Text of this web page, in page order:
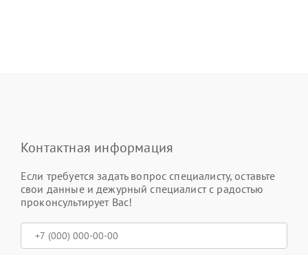
Контактная информация
Если требуется задать вопрос специалисту, оставьте
свои данные и дежурный специалист с радостью
проконсультирует Вас!